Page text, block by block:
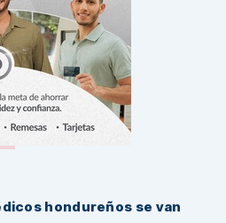
hondureños se van